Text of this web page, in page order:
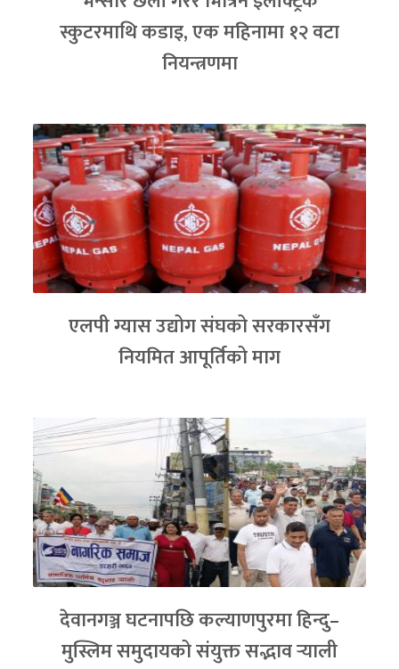
स्कुटरमाथि कडाइ, एक महिनामा १२ वटा
नियन्त्रणमा
एलपी ग्यास उद्योग संघको सरकारसँग
नियमित आपूर्तिको माग
देवानगञ्ज घटनापछि कल्याणपुरमा हिन्दु–
मुस्लिम समुदायको संयुक्त सद्भाव र्‍याली